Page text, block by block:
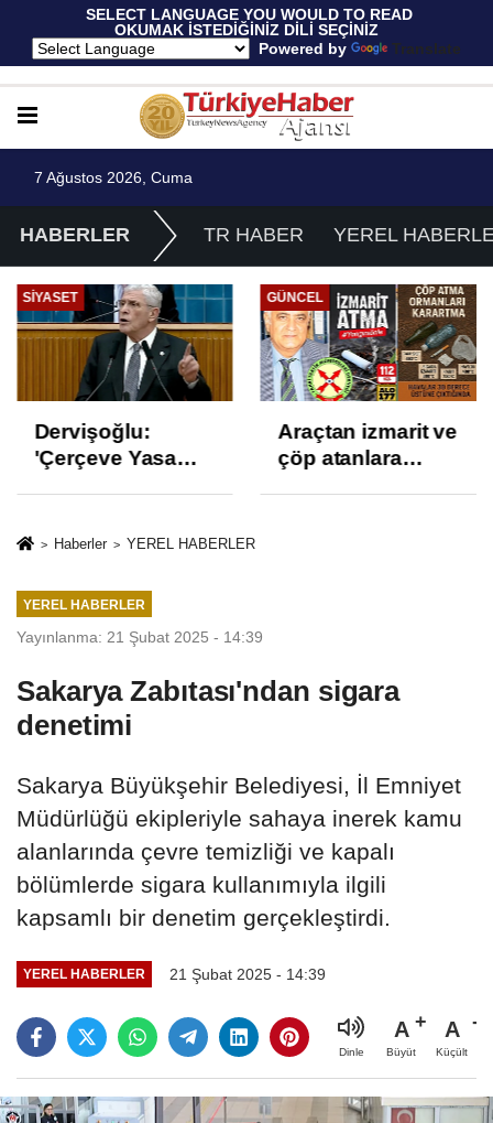
SELECT LANGUAGE YOU WOULD TO READ
OKUMAK İSTEDİĞİNİZ DİLİ SEÇİNİZ
Powered by
Translate
7 Ağustos 2026, Cuma
HABERLER TR HABER YEREL
SIYASET
Dervişoğlu:
'Çerçeve Yasa
ve İhanet
GÜNCEL
Araçtan izmarit ve
çöp atanlara
Haberler YEREL HABERLER
YEREL HABERLER
Yayınlanma: 21 Şubat 2025 - 14:39
Sakarya Zabıtası'ndan sigara
denetimi
Sakarya Büyükşehir Belediyesi, İl Emniyet
Müdürlüğü ekipleriyle sahaya inerek kamu
alanlarında çevre temizliği ve kapalı
bölümlerde sigara kullanımıyla ilgili
kapsamlı bir denetim gerçekleştirdi.
YEREL HABERLER 21 Şubat 2025 - 14:39
Dinle
A
Büyüt
A
Küçült